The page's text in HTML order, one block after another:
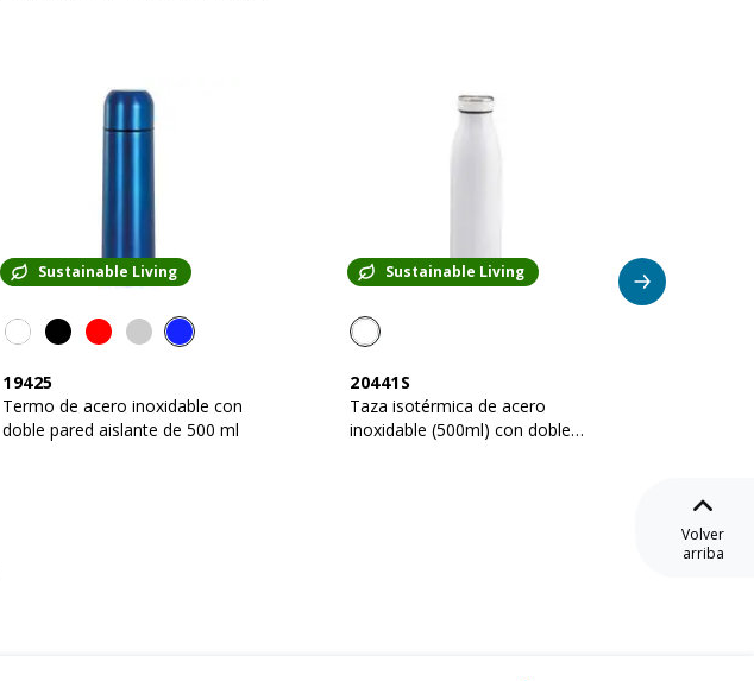
Sustainable Living
19425
Termo de acero inoxidable con
doble pared aislante de 500 ml
Sustainable Living
20441S
Taza isotérmica de acero
inoxidable (500ml) con doble
Volver
arriba